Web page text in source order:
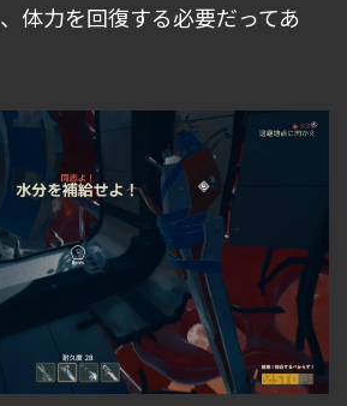
体力を回復する必要だってあ